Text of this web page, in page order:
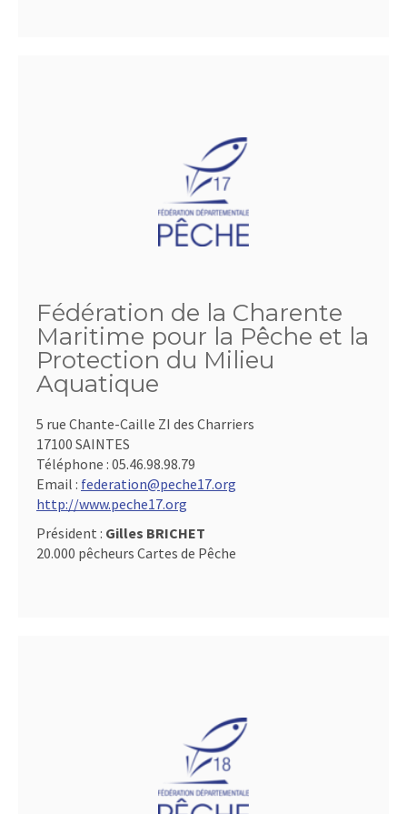
Fédération de la Charente
Maritime pour la Pêche et la
Protection du Milieu
Aquatique
5 rue Chante-Caille ZI des Charriers
17100 SAINTES
Téléphone : 05.46.98.98.79
Email : federation@peche17.org
http://www.peche17.org
Président : Gilles BRICHET
20.000 pêcheurs Cartes de Pêche